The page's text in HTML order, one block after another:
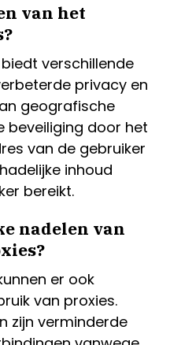
van het
verschillende
privacy en
geografische
beveiliging door het
van de gebruiker
inhoud
bereikt.
nadelen van
er ook
van proxies.
zijn verminderde